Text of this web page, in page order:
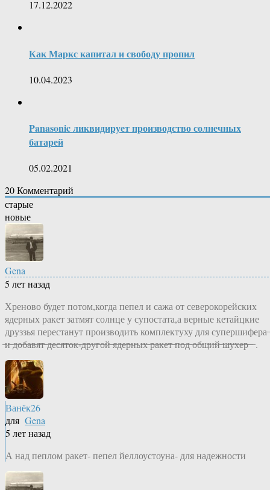
17.12.2022
Как Маркс капитал и свободу пропил
10.04.2023
Panasonic ликвидирует производство солнечных
батарей
05.02.2021
20Комментарий
старые
новые
Gena
5 лет назад
Хреново будет потом,когда пепел и сажа от северокорейских
ядерных ракет затмят солнце у супостата,а верные кетайцкие
друззья перестанут производить комплектуху для супершифера
̶и̶ ̶д̶о̶б̶а̶в̶я̶т̶ ̶д̶е̶с̶я̶т̶о̶к̶-̶д̶р̶у̶г̶о̶й̶ ̶я̶д̶е̶р̶н̶ы̶х̶ ̶р̶а̶к̶е̶т̶ ̶п̶о̶д̶ ̶о̶б̶щ̶и̶й̶ ̶ш̶у̶х̶е̶р̶ ̶ ̶ .
Ванёк26
для Gena
5 лет назад
А над пеплом ракет- пепел йеллоустоуна- для надежности